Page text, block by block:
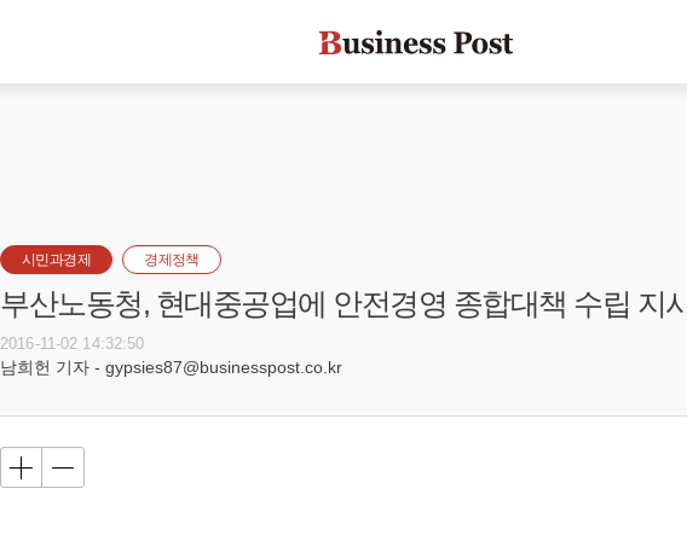
시민과경제 경제정책
부산노동청, 현대중공업에 안전경영 종합대책 수립 지
2016-11-02 14:32:50
남희헌 기자 - gypsies87@businesspost.co.kr